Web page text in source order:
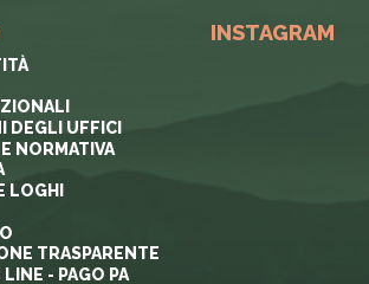
DEGLI UFFICI
NORMATIVA
LOGHI
TRASPARENTE
- PAGO PA
INSTAGRAM